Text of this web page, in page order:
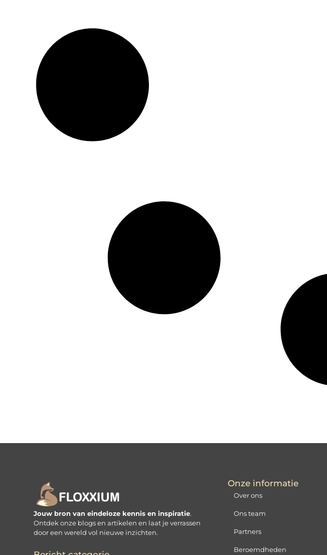
Jouw bron van eindeloze kennis en inspiratie.
Ontdek onze blogs en artikelen en laat je verrassen
door een wereld vol nieuwe inzichten.
Onze informatie
Over ons
Ons team
Partners
Beroemdheden